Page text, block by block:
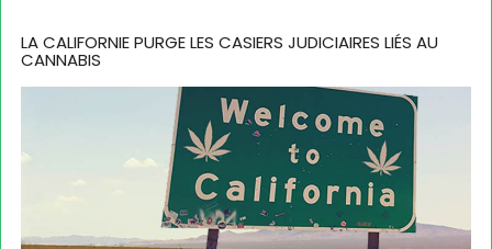
LA CALIFORNIE PURGE LES CASIERS JUDICIAIRES LIÉS AU
CANNABIS